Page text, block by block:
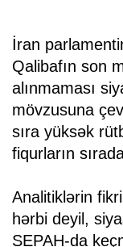
İran
Qalibafın son
alınmaması
mövzusuna
sıra yüksək
fiqurların
Analitiklərin
hərbi deyil,
SEPAH-da